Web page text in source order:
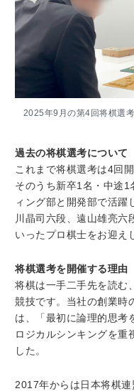
2025年9月の第4回将棋選
過去の将棋選考について
これまで将棋選考は4回
そのうち新卒1名・中途1
ィング部と開発部で活躍
川晶司六段、遠山雄亮六
いったプロ棋士をお迎え
将棋選考を開催する理由
将棋は一手二手先を読む
競技です。当社の創業時
は、「最初に論理的思考
ロジカルシンキングを重
した。
2017年からは日本将棋